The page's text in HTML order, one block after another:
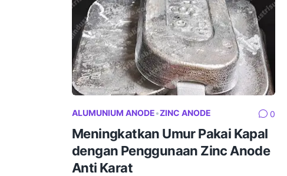
ALUMUNIUM ANODE•ZINC ANODE 0
Meningkatkan Umur Pakai Kapal
dengan Penggunaan Zinc Anode
Anti Karat